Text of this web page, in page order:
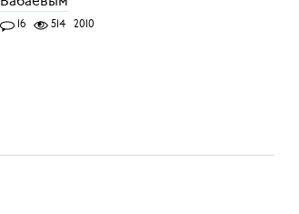
16 514 2010